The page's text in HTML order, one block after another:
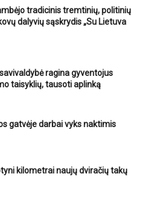
tradicinis tremtinių, politinių
dalyvių sąskrydis „Su Lietuva
ragina gyventojus
taisyklių, tausoti aplinką
gatvėje darbai vyks naktimis
kilometrai naujų dviračių takų